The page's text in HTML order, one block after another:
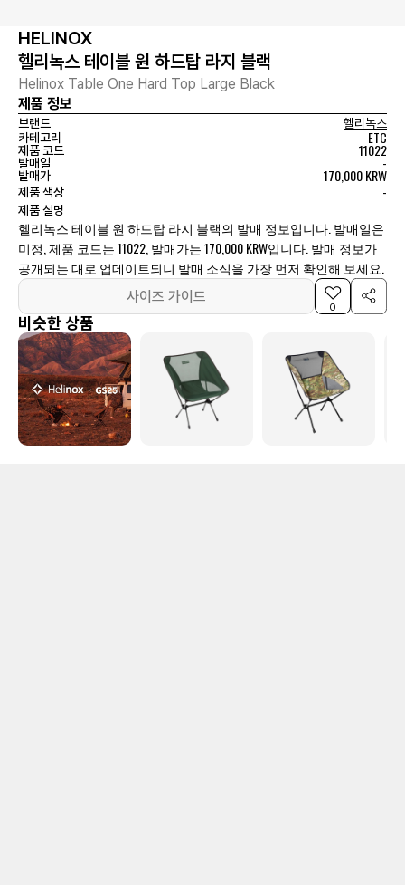
HELINOX
헬리녹스 테이블 원 하드탑 라지 블랙
Helinox Table One Hard Top Large Black
제품 정보
브랜드
헬리녹스
카테고리
ETC
제품 코드 11022
발매일 -
발매가 170,000 KRW
제품 색상 -
제품 설명
헬리녹스 테이블 원 하드탑 라지 블랙의 발매 정보입니다. 발매일은
미정, 제품 코드는 11022, 발매가는 170,000 KRW입니다. 발매 정보가
공개되는 대로 업데이트되니 발매 소식을 가장 먼저 확인해 보세요.
사이즈 가이드
0
비슷한 상품